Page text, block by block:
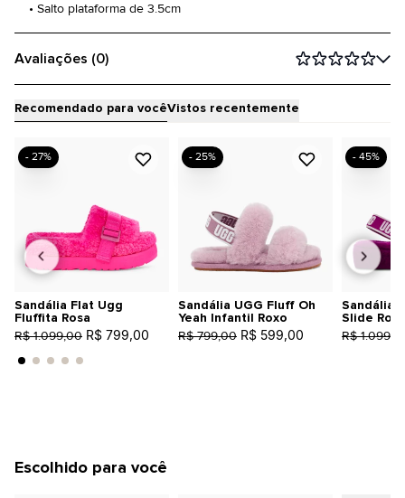
• Salto plataforma de 3.5cm
Avaliações (0)
Recomendado para vocêVistos recentemente
Sandália Flat Ugg
Fluffita Rosa
R$ 1.099,00 R$ 799,00
- 27%
Sandália UGG Fluff Oh
Yeah Infantil Roxo
R$ 799,00 R$ 599,00
- 25%
Sandália
Slide
R$
- 45%
Escolhido para você